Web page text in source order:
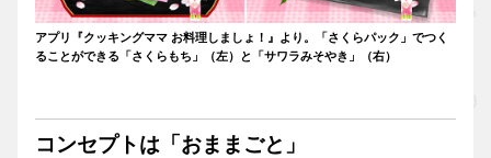
アプリ『クッキングママ お料理しましょ！』より。「さくらパック」でつく
ることができる「さくらもち」（左）と「サワラみそやき」（右）
コンセプトは「おままごと」